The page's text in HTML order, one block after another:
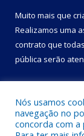
Muito mais que
Realizamos uma
contrato que
pública serão
Nós usamos
navegação no
concorda com a